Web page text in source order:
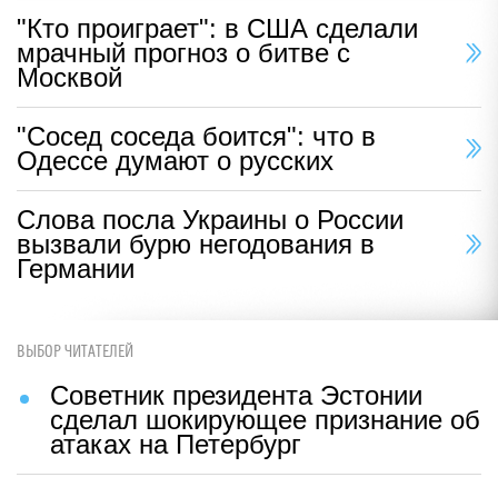
"Кто проиграет": в США сделали
мрачный прогноз о битве с
Москвой
"Сосед соседа боится": что в
Одессе думают о русских
Слова посла Украины о России
вызвали бурю негодования в
Германии
ВЫБОР ЧИТАТЕЛЕЙ
Советник президента Эстонии
сделал шокирующее признание об
атаках на Петербург